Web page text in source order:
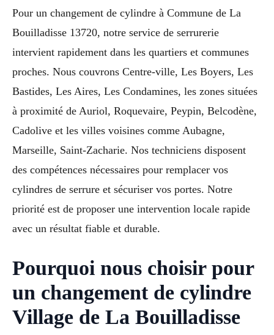
Pour un changement de cylindre à Commune de La
Bouilladisse 13720, notre service de serrurerie
intervient rapidement dans les quartiers et communes
proches. Nous couvrons Centre-ville, Les Boyers, Les
Bastides, Les Aires, Les Condamines, les zones situées
à proximité de Auriol, Roquevaire, Peypin, Belcodène,
Cadolive et les villes voisines comme Aubagne,
Marseille, Saint-Zacharie. Nos techniciens disposent
des compétences nécessaires pour remplacer vos
cylindres de serrure et sécuriser vos portes. Notre
priorité est de proposer une intervention locale rapide
avec un résultat fiable et durable.
Pourquoi nous choisir pour
un changement de cylindre
Village de La Bouilladisse